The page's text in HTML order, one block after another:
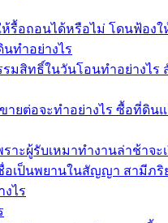
รื้อถอนได้หรือไม่ โดนฟ้องใ
ทำอย่างไร
สิทธิ์ในวันโอนทำอย่างไร
ยต่อจะทำอย่างไร ซื้อที่ดิ
ะผู้รับเหมาทำงานล่าช้าจะ
เป็นพยานในสัญญา สามีภริ
ไร